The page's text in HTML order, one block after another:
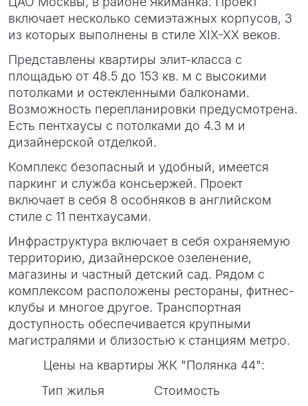
включает несколько семиэтажных корпусов, 3
из которых выполнены в стиле XIX-XX веков.
Представлены квартиры элит-класса с
площадью от 48.5 до 153 кв. м с высокими
потолками и остекленными балконами.
Возможность перепланировки предусмотрена.
Есть пентхаусы с потолками до 4.3 м и
дизайнерской отделкой.
Комплекс безопасный и удобный, имеется
паркинг и служба консьержей. Проект
включает в себя 8 особняков в английском
стиле с 11 пентхаусами.
Инфраструктура включает в себя охраняемую
территорию, дизайнерское озеленение,
магазины и частный детский сад. Рядом с
комплексом расположены рестораны, фитнес-
клубы и многое другое. Транспортная
доступность обеспечивается крупными
магистралями и близостью к станциям метро.
Цены на квартиры ЖК "Полянка 44":
Тип жилья
Стоимость